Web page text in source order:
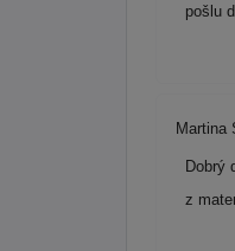
pošlu
Martina
Dobrý
z